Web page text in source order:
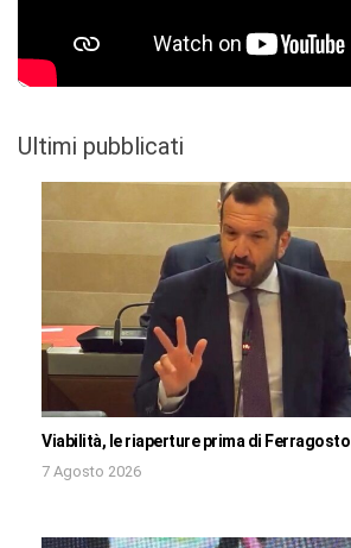
Ultimi pubblicati
Viabilità, le riaperture prima di Ferragosto
7 Agosto 2026